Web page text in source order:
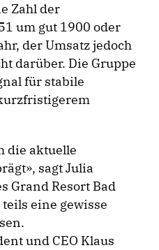
Zahl der
um gut 1900 oder
der Umsatz jedoch
darüber. Die Gruppe
für stabile
die aktuelle
sagt Julia
Grand Resort Bad
eine gewisse
und CEO Klaus